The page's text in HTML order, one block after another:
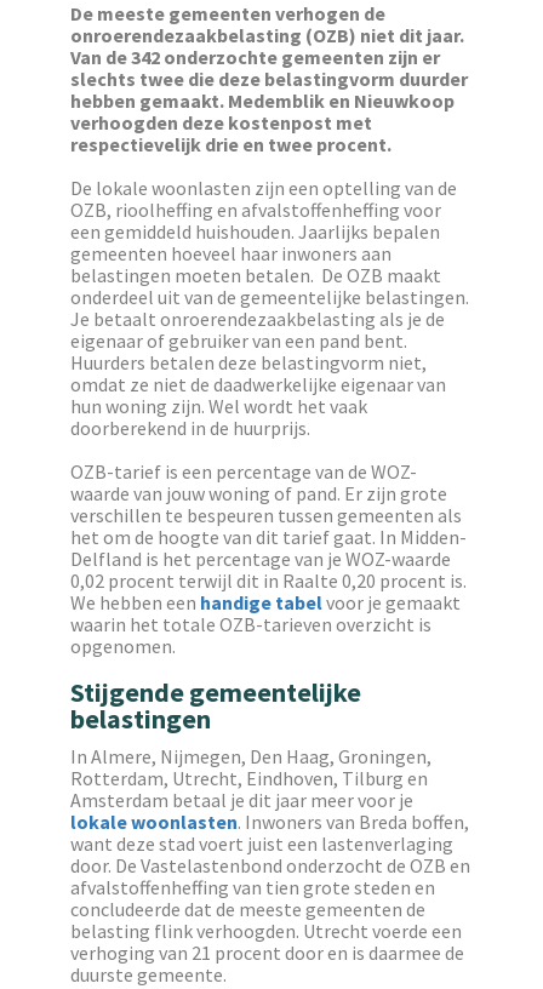
‌De meeste gemeenten verhogen de
onroerendezaakbelasting (OZB) niet dit jaar.
Van de 342 onderzochte gemeenten zijn er
slechts twee die deze belastingvorm duurder
hebben gemaakt. Medemblik en Nieuwkoop
verhoogden deze kostenpost met
respectievelijk drie en twee procent.
De lokale woonlasten zijn een optelling van de
OZB, rioolheffing en afvalstoffenheffing voor
een gemiddeld huishouden. Jaarlijks bepalen
gemeenten hoeveel haar inwoners aan
belastingen moeten betalen. De OZB maakt
onderdeel uit van de gemeentelijke belastingen.
Je betaalt onroerendezaakbelasting als je de
eigenaar of gebruiker van een pand bent.
Huurders betalen deze belastingvorm niet,
omdat ze niet de daadwerkelijke eigenaar van
hun woning zijn. Wel wordt het vaak
doorberekend in de huurprijs.
OZB-tarief is een percentage van de WOZ-
waarde van jouw woning of pand. Er zijn grote
verschillen te bespeuren tussen gemeenten als
het om de hoogte van dit tarief gaat. In Midden-
Delfland is het percentage van je WOZ-waarde
0,02 procent terwijl dit in Raalte 0,20 procent is.
We hebben een handige tabelvoor je gemaakt
waarin het totale OZB-tarieven overzicht is
opgenomen.
Stijgende gemeentelijke
belastingen
In Almere, Nijmegen, Den Haag, Groningen,
Rotterdam, Utrecht, Eindhoven, Tilburg en
Amsterdam betaal je dit jaar meer voor je
lokale woonlasten. Inwoners van Breda boffen,
want deze stad voert juist een lastenverlaging
door. De Vastelastenbond onderzocht de OZB en
afvalstoffenheffing van tien grote steden en
concludeerde dat de meeste gemeenten de
belasting flink verhoogden. Utrecht voerde een
verhoging van 21 procent door en is daarmee de
duurste gemeente.